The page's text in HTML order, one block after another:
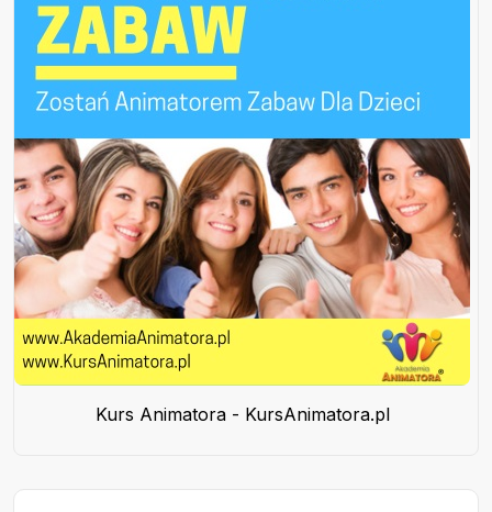
Kurs Animatora - KursAnimatora.pl